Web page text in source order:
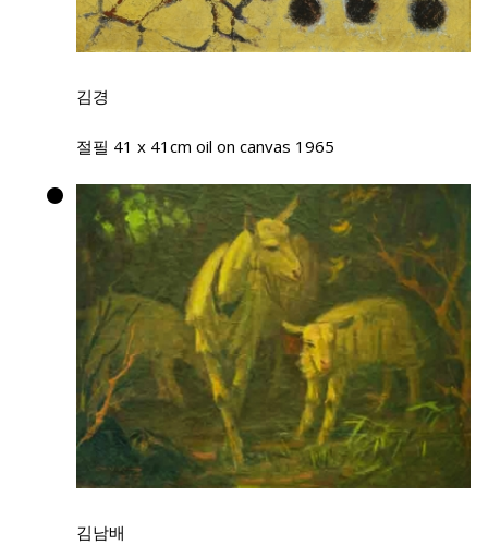
김경
절필 41 x 41cm oil on canvas 1965
김남배